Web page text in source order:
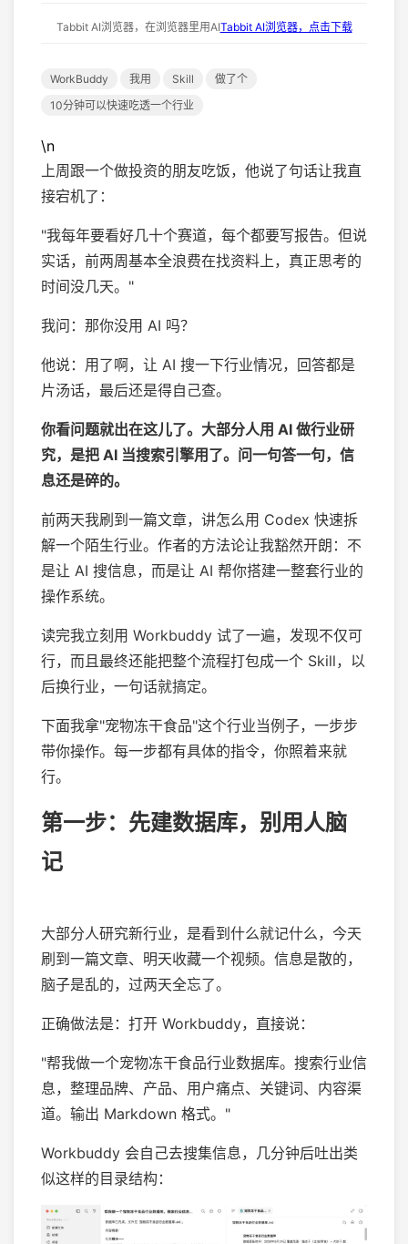
Tabbit AI浏览器，在浏览器里用AITabbit AI浏览器，点击下载
WorkBuddy 我用 Skill
做了个
10分钟可以快速吃透一个行业
\n
上周跟一个做投资的朋友吃饭，他说了句话让我直
接宕机了：
"我每年要看好几十个赛道，每个都要写报告。但说
实话，前两周基本全浪费在找资料上，真正思考的
时间没几天。"
我问：那你没用 AI 吗？
他说：用了啊，让 AI 搜一下行业情况，回答都是
片汤话，最后还是得自己查。
你看问题就出在这儿了。大部分人用 AI 做行业研
究，是把 AI 当搜索引擎用了。问一句答一句，信
息还是碎的。
前两天我刷到一篇文章，讲怎么用 Codex 快速拆
解一个陌生行业。作者的方法论让我豁然开朗：不
是让 AI 搜信息，而是让 AI 帮你搭建一整套行业的
操作系统。
读完我立刻用 Workbuddy 试了一遍，发现不仅可
行，而且最终还能把整个流程打包成一个 Skill，以
后换行业，一句话就搞定。
下面我拿"宠物冻干食品"这个行业当例子，一步步
带你操作。每一步都有具体的指令，你照着来就
行。
第一步：先建数据库，别用人脑
记
大部分人研究新行业，是看到什么就记什么，今天
刷到一篇文章、明天收藏一个视频。信息是散的，
脑子是乱的，过两天全忘了。
正确做法是：打开 Workbuddy，直接说：
"帮我做一个宠物冻干食品行业数据库。搜索行业信
息，整理品牌、产品、用户痛点、关键词、内容渠
道。输出 Markdown 格式。"
Workbuddy 会自己去搜集信息，几分钟后吐出类
似这样的目录结构：